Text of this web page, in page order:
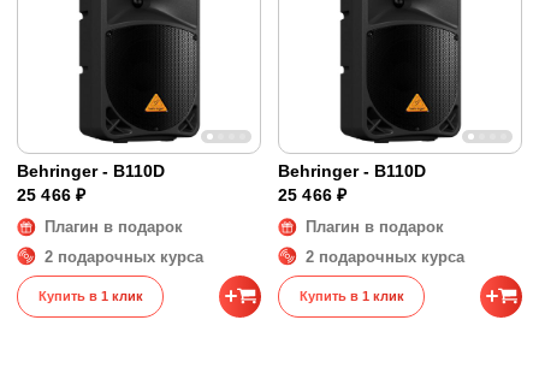
Behringer - B110D
25 466 ₽
Плагин в подарок
2 подарочных курса
Купить в 1 клик
Behringer - B110D
25 466 ₽
Плагин в подарок
2 подарочных курса
Купить в 1 клик